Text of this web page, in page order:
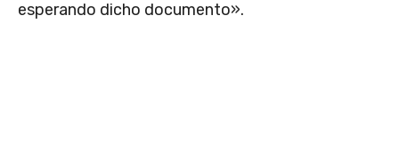
esperando dicho documento».